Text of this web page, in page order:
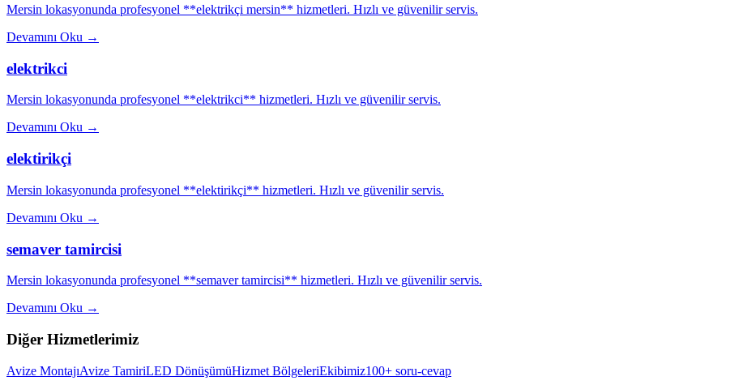
Mersin lokasyonunda profesyonel **elektrikçi mersin** hizmetleri. Hızlı ve güvenilir servis.
Devamını Oku →
elektrikci
Mersin lokasyonunda profesyonel **elektrikci** hizmetleri. Hızlı ve güvenilir servis.
Devamını Oku →
elektirikçi
Mersin lokasyonunda profesyonel **elektirikçi** hizmetleri. Hızlı ve güvenilir servis.
Devamını Oku →
semaver tamircisi
Mersin lokasyonunda profesyonel **semaver tamircisi** hizmetleri. Hızlı ve güvenilir servis.
Devamını Oku →
Diğer Hizmetlerimiz
Avize MontajıAvize TamiriLED DönüşümüHizmet BölgeleriEkibimiz100+ soru-cevap